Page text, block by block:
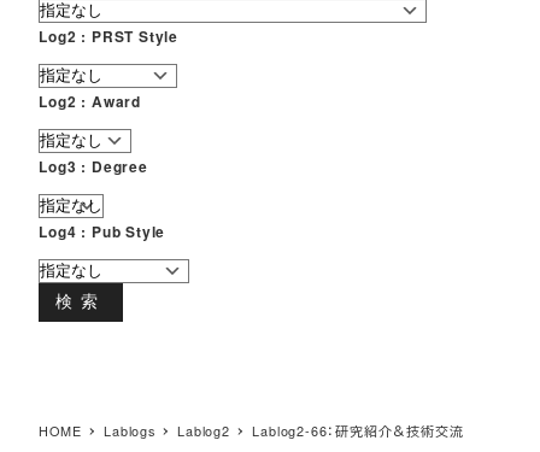
Log2 : PRST Style
Log2 : Award
Log3 : Degree
Log4 : Pub Style
検索
HOME Lablogs Lablog2 Lablog2-66：研究紹介＆技術交流